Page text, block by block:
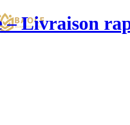
– Livraison